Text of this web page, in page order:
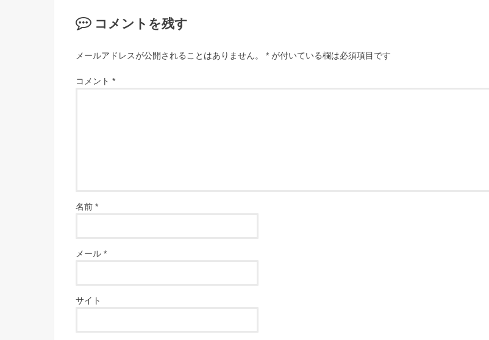
コメントを残す
メールアドレスが公開されることはありません。 * が付いている欄は必須項目です
コメント *
名前 *
メール *
サイト